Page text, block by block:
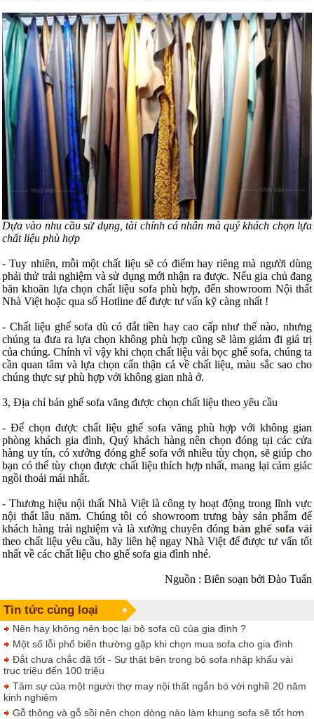
Dựa vào nhu cầu sử dụng, tài chính cá nhân mà quý khách chọn lựa
chất liệu phù hợp
- Tuy nhiên, mỗi một chất liệu sẽ có điểm hay riêng mà người dùng
phải thử trải nghiệm và sử dụng mới nhận ra được. Nếu gia chủ đang
băn khoăn lựa chọn chất liệu sofa phù hợp, đến showroom Nội thất
Nhà Việt hoặc qua số Hotline để được tư vấn kỹ càng nhất !
- Chất liệu ghế sofa dù có đắt tiền hay cao cấp như thế nào, nhưng
chúng ta đưa ra lựa chọn không phù hợp cũng sẽ làm giảm đi giá trị
của chúng. Chính vì vậy khi chọn chất liệu vải bọc ghế sofa, chúng ta
cần quan tâm và lựa chọn cẩn thận cả về chất liệu, màu sắc sao cho
chúng thực sự phù hợp với không gian nhà ở.
3, Địa chỉ bán ghế sofa văng được chọn chất liệu theo yêu cầu
- Để chọn được chất liệu ghế sofa văng phù hợp với không gian
phòng khách gia đình, Quý khách hàng nên chọn đóng tại các cửa
hàng uy tín, có xưởng đóng ghế sofa với nhiều tùy chọn, sẽ giúp cho
bạn có thể tùy chọn được chất liệu thích hợp nhất, mang lại cảm giác
ngồi thoải mái nhất.
- Thương hiệu nội thất Nhà Việt là công ty hoạt động trong lĩnh vực
nội thất lâu năm. Chúng tôi có showroom trưng bày sản phẩm để
khách hàng trải nghiệm và là xưởng chuyên đóng bàn ghế sofa vải
theo chất liệu yêu cầu, hãy liên hệ ngay Nhà Việt để được tư vấn tốt
nhất về các chất liệu cho ghế sofa gia đình nhé.
Nguồn : Biên soạn bởi Đào Tuấn
Tin tức cùng loại
Nên hay không nên bọc lại bộ sofa cũ của gia đình ?
Một số lỗi phổ biến thường gặp khi chọn mua sofa cho gia đình
Đắt chưa chắc đã tốt - Sự thật bên trong bộ sofa nhập khẩu vài
trục triệu đến 100 triệu
Tâm sự của một người thợ may nội thất ngắn bó với nghề 20 năm
kinh nghiệm
Gỗ thông và gỗ sồi nên chọn dòng nào làm khung sofa sẽ tốt hơn